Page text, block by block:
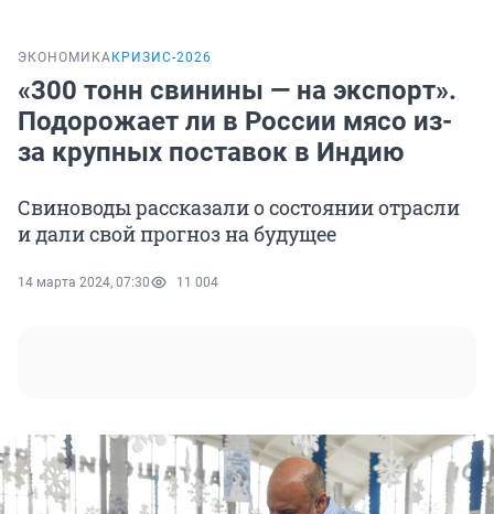
ЭКОНОМИКА КРИЗИС-2026
«300 тонн свинины — на экспорт».
Подорожает ли в России мясо из-
за крупных поставок в Индию
Свиноводы рассказали о состоянии отрасли
и дали свой прогноз на будущее
14 марта 2024, 07:30 11 004